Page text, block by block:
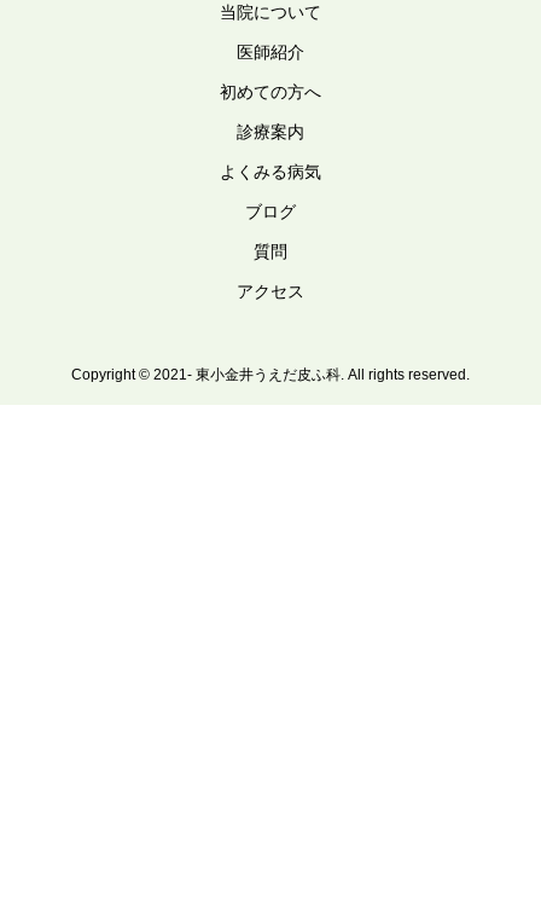
当院について
医師紹介
初めての方へ
診療案内
よくみる病気
ブログ
質問
アクセス
Copyright © 2021- 東小金井うえだ皮ふ科. All rights reserved.